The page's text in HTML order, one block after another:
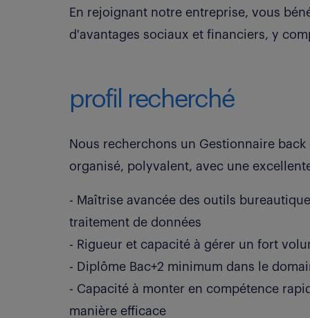
En rejoignant notre entreprise, vous
d'avantages sociaux et financiers, y
profil recherché
Nous recherchons un Gestionnaire
organisé, polyvalent, avec une
- Maîtrise avancée des outils
traitement de données
- Rigueur et capacité à gérer un fort
- Diplôme Bac+2 minimum dans le
- Capacité à monter en compétence
manière efficace